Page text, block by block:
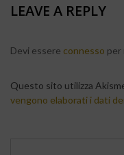
LEAVE A REPLY
Devi essere connesso per
Questo sito utilizza
vengono elaborati i dati